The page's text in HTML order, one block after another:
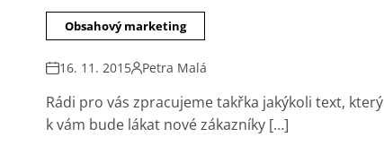
Obsahový marketing
16. 11. 2015 Petra Malá
Rádi pro vás zpracujeme takřka jakýkoli text, který
k vám bude lákat nové zákazníky […]